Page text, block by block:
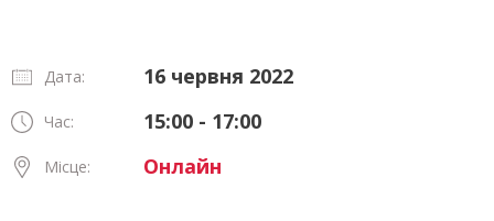
Дата: 16 червня 2022
Час: 15:00 - 17:00
Місце: Онлайн